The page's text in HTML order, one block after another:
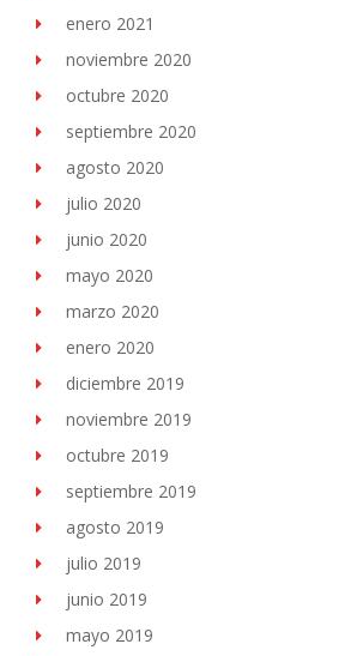
enero 2021
noviembre 2020
octubre 2020
septiembre 2020
agosto 2020
julio 2020
junio 2020
mayo 2020
marzo 2020
enero 2020
diciembre 2019
noviembre 2019
octubre 2019
septiembre 2019
agosto 2019
julio 2019
junio 2019
mayo 2019